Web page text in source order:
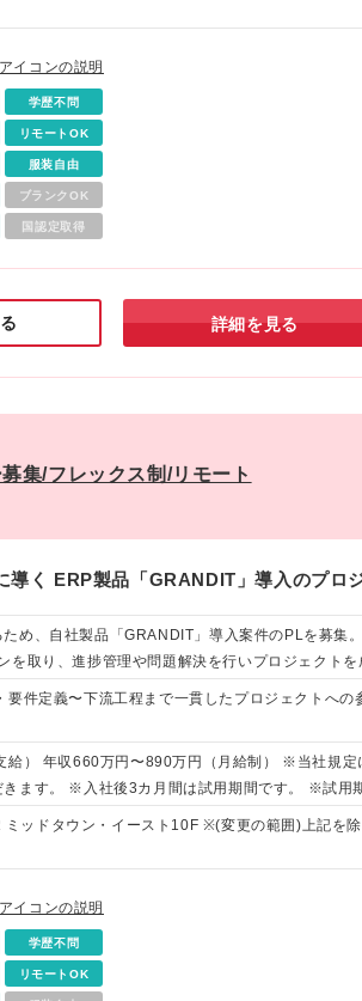
流に入り込むことでより ユーザーのニーズを引き
トの起案が得意な方、またはその領域の知見を伸ば
アイコンの説明
学歴不問
リモートOK
服装自由
ブランクOK
国認定取得
詳細を見る
集/フレックス制/リモート
導く ERP製品「GRANDIT」導入のプロ
め、自社製品「GRANDIT」導入案件のPLを募集
を取り、進捗管理や問題解決を行いプロジェクト
件定義〜下流工程まで一貫したプロジェクトへの
） 年収660万円〜890万円（月給制） ※当社規定
きます。 ※入社後3カ月間は試用期間です。 ※試用
となります。
ミッドタウン・イースト10F ※(変更の範囲)上記を
アイコンの説明
学歴不問
リモートOK